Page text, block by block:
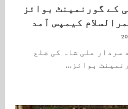
کے گورنمینٹ بوائز
کیمپس آمد
سردار علی شاہ کی ضلع
بوائز...